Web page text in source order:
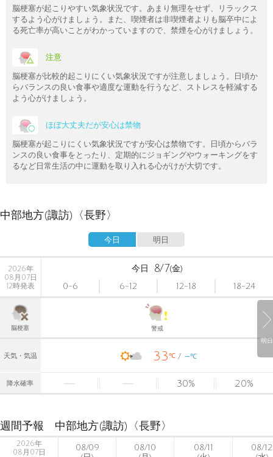
脳梗塞が起こりやすい気象状況です。あまり無理をせず、リラックス
するよう心がけましょう。また、喫煙者は非喫煙者よりも脳卒中によ
る死亡率が高いことがわかっていますので、禁煙を心がけましょう。
注意
脳梗塞が比較的起こりにくい気象状況ですが注意しましょう。日頃か
らバランスの良い食事や適度な運動を行うなど、ストレスを軽減する
よう心がけましょう。
ほぼ大丈夫だが安心は禁物
脳梗塞が起こりにくい気象状況ですが安心は禁物です。日頃からバラ
ンスの良い食事をとったり、定期的にジョギングやウォーキングをす
るなど日常生活の中に運動を取り入れる心がけが大切です。
中部地方(諏訪)〈長野〉
今日 明日
明日
2026年
08月07日
12時発表
今日 8/7(金)
0-6
6-12 12-18 18-24
脳梗塞 警戒
天気・気温 33℃ -℃
降水確率 30% 20%
週間予報 中部地方(諏訪)〈長野〉
2026年
08月07日
08/09
08/10
08/11
08/12